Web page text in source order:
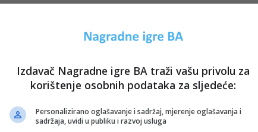
na izletu, prevoz od
i od cilja nazad do Japodskih
u večernjim satima
Izdavač Nagradne igre BA traži vašu privolu za
korištenje osobnih podataka za sljedeće:
Personalizirano oglašavanje i sadržaj, mjerenje oglašavanja i
sadržaja, uvidi u publiku i razvoj usluga